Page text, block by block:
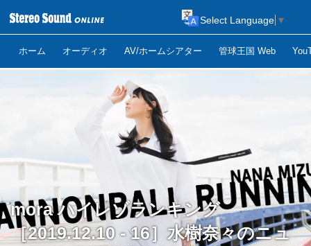
ホーム オーディオ AV/ホームシアター 管球王国 Web
Select Language ▼
mora ハイレゾランキング
［2019.12.10 - 16］水樹奈々のニュ